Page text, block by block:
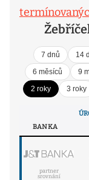
7 dnů 14
6 měsíců
9
2 roky
3 roky
BANKA
partner
srovnání